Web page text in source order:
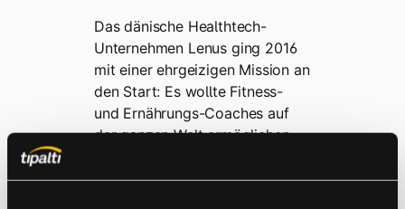
Das dänische Healthtech-
Unternehmen Lenus ging 2016
mit einer ehrgeizigen Mission an
den Start: Es wollte Fitness-
und Ernährungs-Coaches auf
der ganzen Welt ermöglichen,
das Leben ihrer Kunden zu